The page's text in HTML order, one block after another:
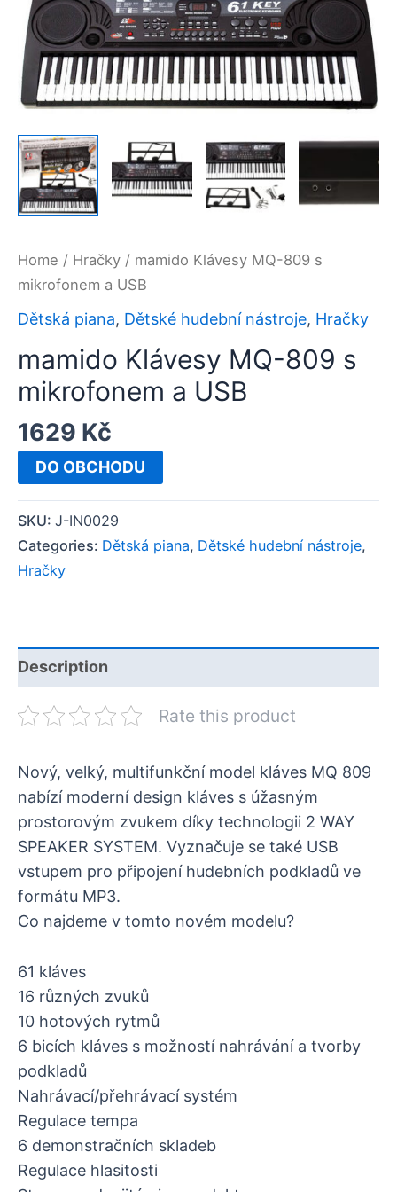
Home / Hračky / mamido Klávesy MQ-809 s
mikrofonem a USB
Dětská piana, Dětské hudební nástroje, Hračky
mamido Klávesy MQ-809 s
mikrofonem a USB
1629 Kč
DO OBCHODU
SKU: J-IN0029
Categories: Dětská piana, Dětské hudební nástroje,
Hračky
Description
Rate this product
Nový, velký, multifunkční model kláves MQ 809
nabízí moderní design kláves s úžasným
prostorovým zvukem díky technologii 2 WAY
SPEAKER SYSTEM. Vyznačuje se také USB
vstupem pro připojení hudebních podkladů ve
formátu MP3.
Co najdeme v tomto novém modelu?
61 kláves
16 různých zvuků
10 hotových rytmů
6 bicích kláves s možností nahrávání a tvorby
podkladů
Nahrávací/přehrávací systém
Regulace tempa
6 demonstračních skladeb
Regulace hlasitosti